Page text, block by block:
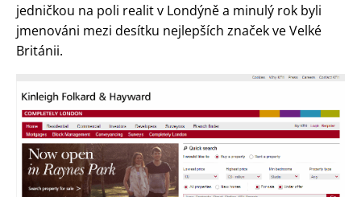
jedničkou na poli realit v Londýně a minulý rok byli
jmenováni mezi desítku nejlepších značek ve Velké
Británii.